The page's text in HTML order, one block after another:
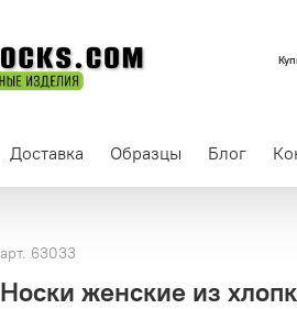
Доставка Образцы Блог
арт. 63033
Носки женские из